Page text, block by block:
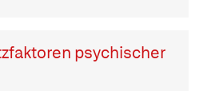
psychischer